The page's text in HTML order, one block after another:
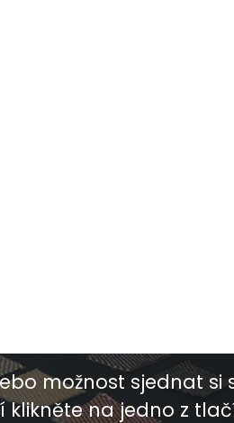
možnost sjednat si
klikněte na jedno z